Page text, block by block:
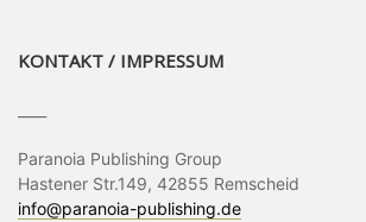
KONTAKT / IMPRESSUM
Paranoia Publishing Group
Hastener Str.149, 42855 Remscheid
info@paranoia-publishing.de